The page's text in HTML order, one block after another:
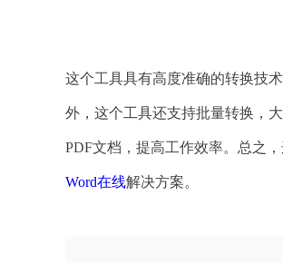
这个工具具有高度准确的转换技
外，这个工具还支持批量转换，
PDF文档，提高工作效率。总之
Word在线解决方案。